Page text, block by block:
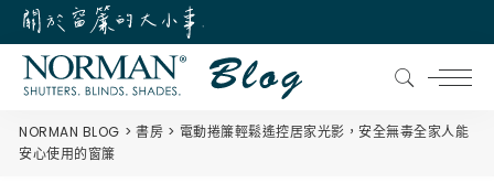
NORMAN BLOG 書房
電動捲簾輕鬆遙控居家光影，安全無毒全家人能
安心使用的窗簾